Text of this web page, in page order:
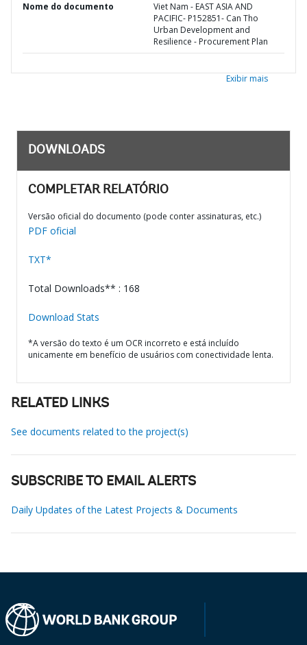
Nome do documento
Viet Nam - EAST ASIA AND
PACIFIC- P152851- Can Tho
Urban Development and
Resilience - Procurement Plan
Exibir mais
DOWNLOADS
COMPLETAR RELATÓRIO
Versão oficial do documento (pode conter assinaturas, etc.)
PDF oficial
TXT*
Total Downloads** : 168
Download Stats
*A versão do texto é um OCR incorreto e está incluído
unicamente em benefício de usuários com conectividade lenta.
RELATED LINKS
See documents related to the project(s)
SUBSCRIBE TO EMAIL ALERTS
Daily Updates of the Latest Projects & Documents